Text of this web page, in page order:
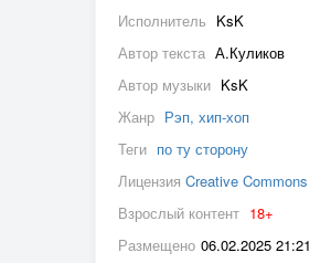
Исполнитель KsK
Автор текста А.Куликов
Автор музыки KsK
Жанр Рэп, хип-хоп
Теги по ту сторону
Лицензия Creative Commons
Взрослый контент 18+
Размещено 06.02.2025 21:21